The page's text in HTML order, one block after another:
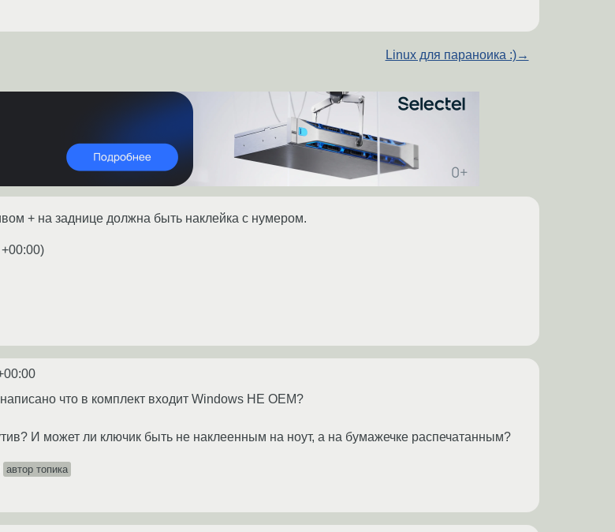
Linux для параноика :)→
+ на заднице должна быть наклейка с нумером.
)
что в комплект входит Windows HE OEM?
И может ли ключик быть не наклеенным на ноут, а на бумажечке распечатанным?
автор топика